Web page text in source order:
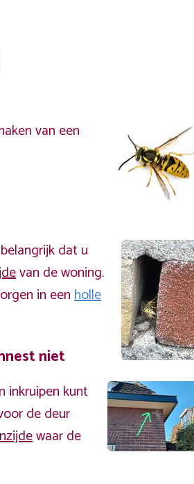
van een
dat u
van de woning.
in eenholle
niet
inkruipen kunt
de deur
waar de